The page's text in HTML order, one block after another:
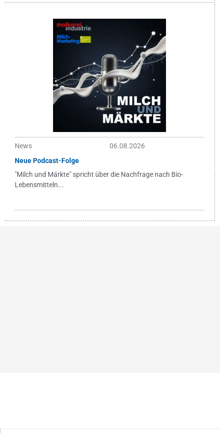
News
06.08.2026
Neue Podcast-Folge
"Milch und Märkte" spricht über die Nachfrage nach Bio-
Lebensmitteln...